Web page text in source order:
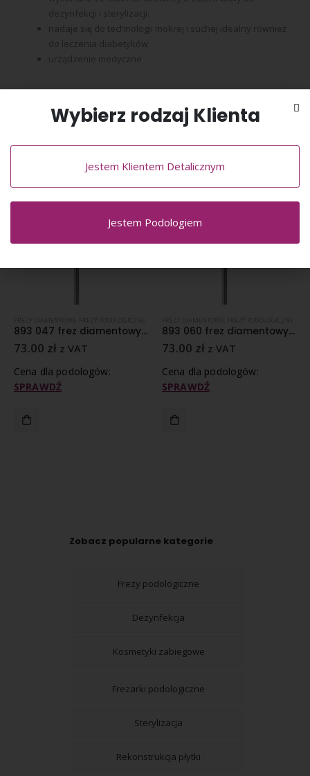
dezynfekcji i sterylizacji.
nadaje się do technologii mokrej i suchej idealny również
do leczenia diabetyków
urządzenie medyczne
INFORMACJE DODATKOWE
893 047 frez diamentowy średnioziarnisty nasyp
73.00 zł z VAT
Cena dla podologów:
SPRAWDŹ
893 060 frez diamentowy średnioziarnisty nasyp
73.00 zł z VAT
Cena dla podologów:
SPRAWDŹ
Zobacz popularne kategorie
Frezy podologiczne
Dezynfekcja
Kosmetyki zabiegowe
Frezarki podologiczne
Sterylizacja
Rekonstrukcja płytki
Wybierz rodzaj Klienta
Jestem Klientem Detalicznym
Jestem Podologiem